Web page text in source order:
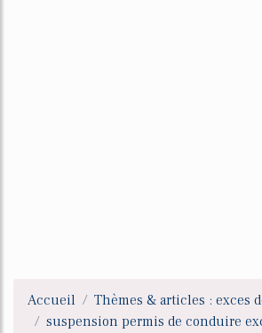
Accueil
Thèmes & articles : exces
suspension permis de conduire